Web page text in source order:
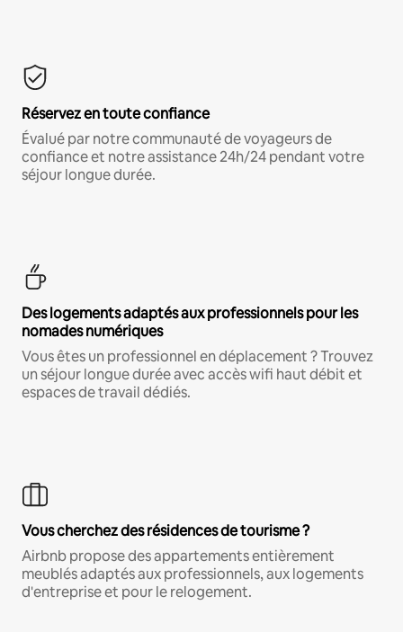
Réservez en toute confiance
Évalué par notre communauté de voyageurs de
confiance et notre assistance 24h/24 pendant votre
séjour longue durée.
Des logements adaptés aux professionnels pour les
nomades numériques
Vous êtes un professionnel en déplacement ? Trouvez
un séjour longue durée avec accès wifi haut débit et
espaces de travail dédiés.
Vous cherchez des résidences de tourisme ?
Airbnb propose des appartements entièrement
meublés adaptés aux professionnels, aux logements
d'entreprise et pour le relogement.